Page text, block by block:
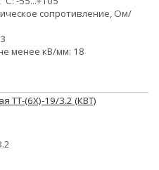
сопротивление, Ом/
менее кВ/мм: 18
ТТ-(6Х)-19/3.2 (КВТ)